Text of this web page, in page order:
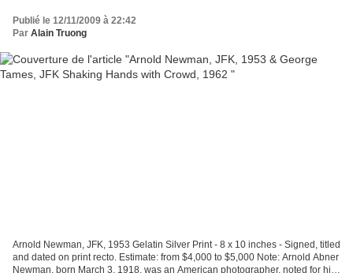
Publié le 12/11/2009 à 22:42
Par Alain Truong
Arnold Newman, JFK, 1953 Gelatin Silver Print - 8 x 10 inches - Signed, titled
and dated on print recto. Estimate: from $4,000 to $5,000 Note: Arnold Abner
Newman, born March 3, 1918, was an American photographer, noted for his